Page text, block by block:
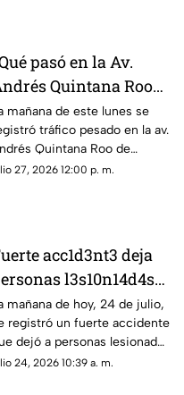
pasó en la Av.
Quintana Roo
Cancún hoy 27 de
Esta es la razón
tráfico hoy
mañana de este lunes se
tráfico pesado en la av.
Quintana Roo de
por un fuerte
27, 2026 12:00 p. m.
acc1d3nt3 deja
l3s10n14d4s
carretera federal 307
Playa del
- Cancún HOY:
se sabe del choque
mañana de hoy, 24 de julio,
registró un fuerte accidente
dejó a personas lesionadas
la carretera federal 307
24, 2026 10:39 a. m.